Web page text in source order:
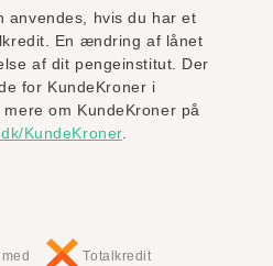
anvendes, hvis du har et
En ændring af lånet
af dit pengeinstitut. Der
for KundeKroner i
om KundeKroner på
KundeKroner.
Totalkredit